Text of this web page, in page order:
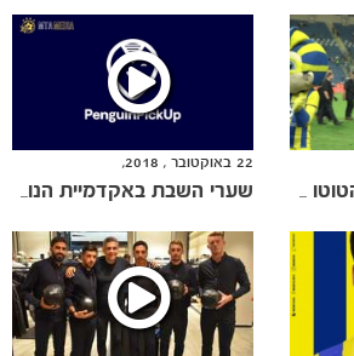
22 באוקטובר , 2018,